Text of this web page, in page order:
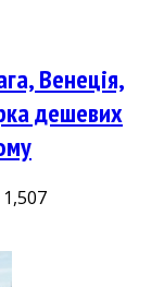
Венеція,
дешевих
1,507